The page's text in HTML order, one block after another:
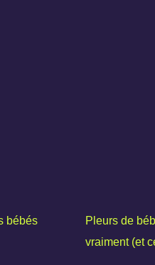
bébés
Pleurs de
vraiment (et